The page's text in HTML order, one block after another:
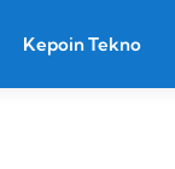
Kepoin Tekno